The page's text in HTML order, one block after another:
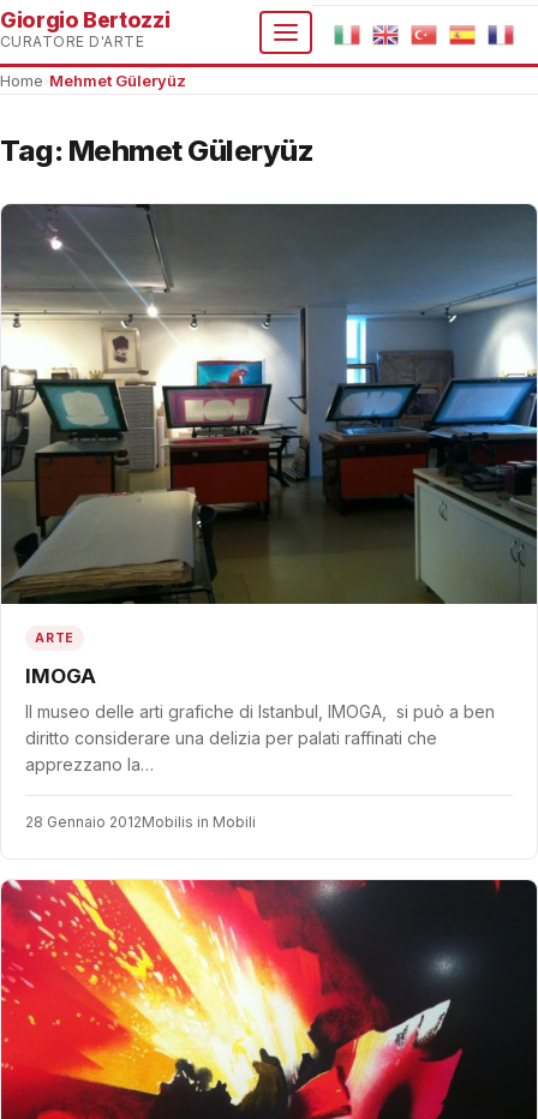
Giorgio Bertozzi
CURATORE D'ARTE
Home Mehmet Güleryüz
Tag: Mehmet Güleryüz
ARTE
IMOGA
Il museo delle arti grafiche di Istanbul, IMOGA, si può a ben
diritto considerare una delizia per palati raffinati che
apprezzano la…
28 Gennaio 2012Mobilis in Mobili